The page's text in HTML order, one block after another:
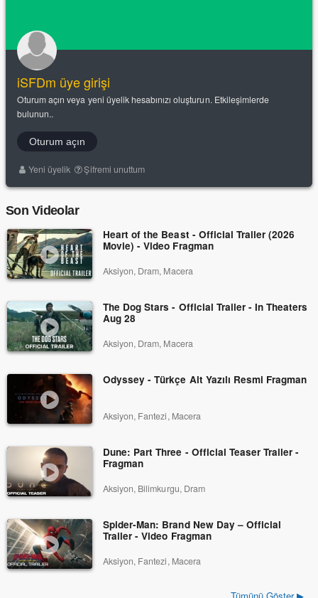
iSFDm üye girişi
Oturum açın veya yeni üyelik hesabınızı oluşturun. Etkileşimlerde
bulunun..
Oturum açın
Yeni üyelik Şifremi unuttum
Son Videolar
Heart of the Beast - Official Trailer (2026
Movie) - Video Fragman
Aksiyon, Dram, Macera
The Dog Stars - Official Trailer - In Theaters
Aug 28
Aksiyon, Dram, Macera
Odyssey - Türkçe Alt Yazılı Resmi Fragman
Aksiyon, Fantezi, Macera
Dune: Part Three - Official Teaser Trailer -
Fragman
Aksiyon, Bilimkurgu, Dram
Spider-Man: Brand New Day – Official
Trailer - Video Fragman
Aksiyon, Fantezi, Macera